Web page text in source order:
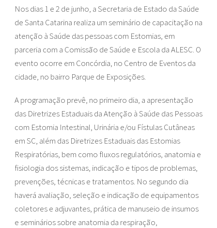
Nos dias 1 e 2 de junho, a Secretaria de Estado da Saúde
de Santa Catarina realiza um seminário de capacitação na
atenção à Saúde das pessoas com Estomias, em
parceria com a Comissão de Saúde e Escola da ALESC. O
evento ocorre em Concórdia, no Centro de Eventos da
cidade, no bairro Parque de Exposições.
A programação prevê, no primeiro dia, a apresentação
das Diretrizes Estaduais da Atenção à Saúde das Pessoas
com Estomia Intestinal, Urinária e/ou Fístulas Cutâneas
em SC, além das Diretrizes Estaduais das Estomias
Respiratórias, bem como fluxos regulatórios, anatomia e
fisiologia dos sistemas, indicação e tipos de problemas,
prevenções, técnicas e tratamentos. No segundo dia
haverá avaliação, seleção e indicação de equipamentos
coletores e adjuvantes, prática de manuseio de insumos
e seminários sobre anatomia da respiração,